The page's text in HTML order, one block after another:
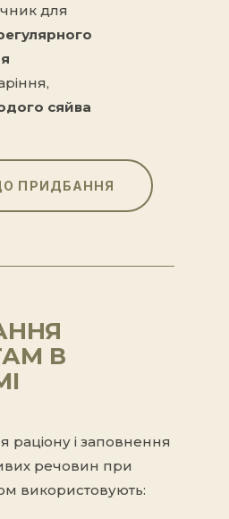
для
сяйва
ПРИДБАННЯ
В
і заповнення
речовин при
використовують: